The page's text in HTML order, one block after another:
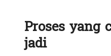
Proses yang
jadi